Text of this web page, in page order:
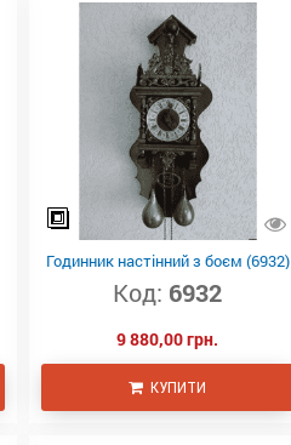
Годинник настінний з боєм (6932)
Код: 6932
9 880,00 грн.
КУПИТИ